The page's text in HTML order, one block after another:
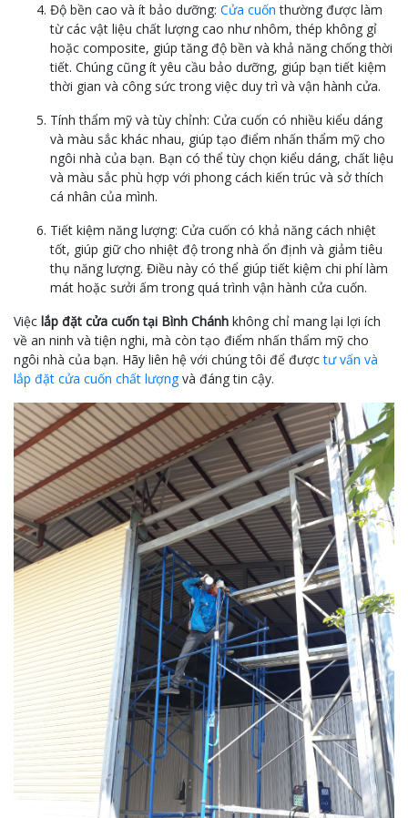
Độ bền cao và ít bảo dưỡng: Cửa cuốn thường được làm
từ các vật liệu chất lượng cao như nhôm, thép không gỉ
hoặc composite, giúp tăng độ bền và khả năng chống thời
tiết. Chúng cũng ít yêu cầu bảo dưỡng, giúp bạn tiết kiệm
thời gian và công sức trong việc duy trì và vận hành cửa.
Tính thẩm mỹ và tùy chỉnh: Cửa cuốn có nhiều kiểu dáng
và màu sắc khác nhau, giúp tạo điểm nhấn thẩm mỹ cho
ngôi nhà của bạn. Bạn có thể tùy chọn kiểu dáng, chất liệu
và màu sắc phù hợp với phong cách kiến trúc và sở thích
cá nhân của mình.
Tiết kiệm năng lượng: Cửa cuốn có khả năng cách nhiệt
tốt, giúp giữ cho nhiệt độ trong nhà ổn định và giảm tiêu
thụ năng lượng. Điều này có thể giúp tiết kiệm chi phí làm
mát hoặc sưởi ấm trong quá trình vận hành cửa cuốn.
Việc lắp đặt cửa cuốn tại Bình Chánh không chỉ mang lại lợi ích
về an ninh và tiện nghi, mà còn tạo điểm nhấn thẩm mỹ cho
ngôi nhà của bạn. Hãy liên hệ với chúng tôi để đượctư vấn và
lắp đặt cửa cuốn chất lượngvà đáng tin cậy.